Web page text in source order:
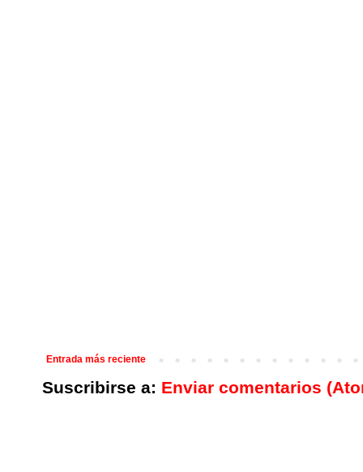
Entrada más reciente
Suscribirse a: Enviar comentarios